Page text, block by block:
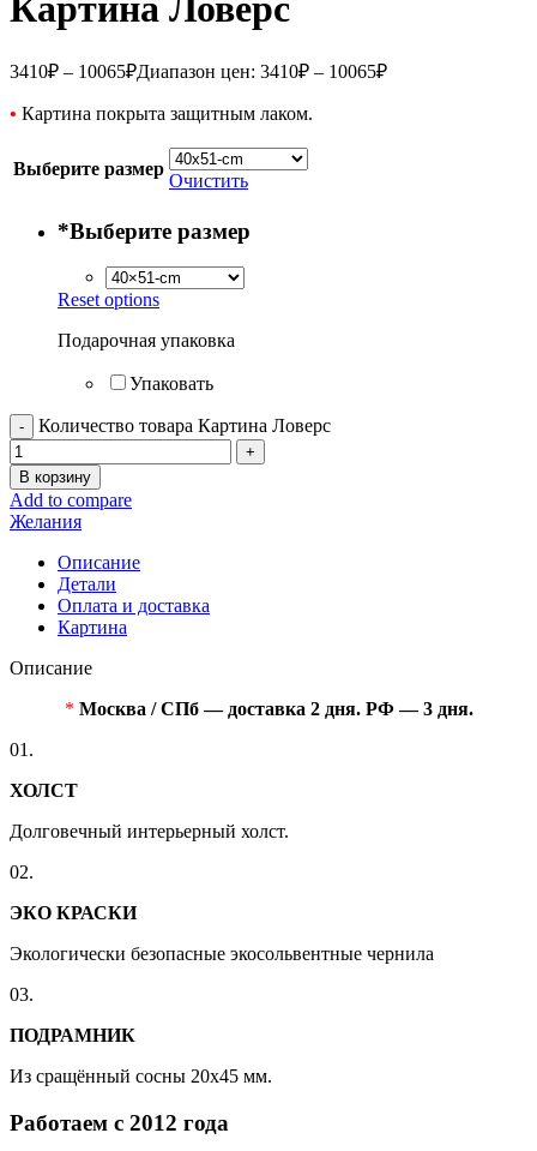
Картина Ловерс
3410₽ – 10065₽Диапазон цен: 3410₽ – 10065₽
• Картина покрыта защитным лаком.
Выберите размер
Очистить
*Выберите размер
Reset options
Подарочная упаковка
Упаковать
Количество товара Картина Ловерс
В корзину
Add to compare
Желания
Описание
Детали
Оплата и доставка
Картина
Описание
* Москва / СПб — доставка 2 дня. РФ — 3 дня.
01.
ХОЛСТ
Долговечный интерьерный холст.
02.
ЭКО КРАСКИ
Экологически безопасные экосольвентные чернила
03.
ПОДРАМНИК
Из сращённый сосны 20x45 мм.
Работаем с 2012 года